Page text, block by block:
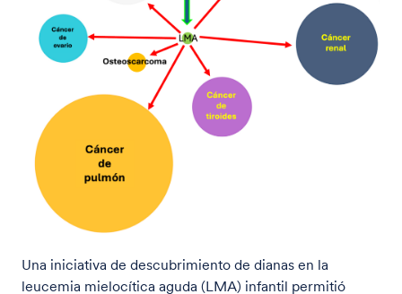
Una iniciativa de descubrimiento de dianas en la
leucemia mielocítica aguda (LMA) infantil permitió